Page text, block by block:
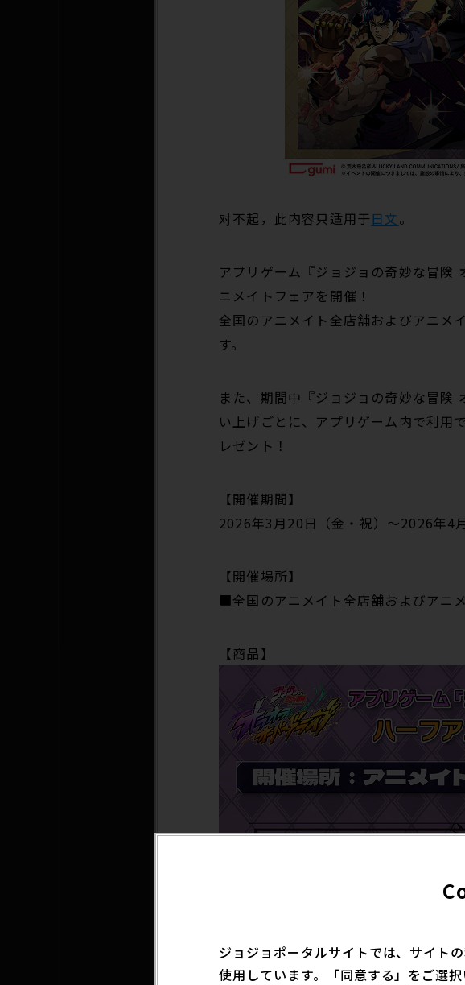
对不起，此内容只适用于 日文。
アプリゲーム『ジョジョの奇妙な冒険
ニメイトフェアを開催！
全国のアニメイト全店舗およびアニメ
す。
また、期間中『ジョジョの奇妙な冒険
い上げごとに、アプリゲーム内で利用
レゼント！
【開催期間】
2026年3月20日（金・祝）〜2026年4
【開催場所】
■全国のアニメイト全店舗およびアニ
【商品】
ジョジョポータルサイトでは、サイト
使用しています。「同意する」をご選